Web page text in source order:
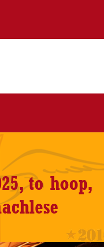
to hoop,